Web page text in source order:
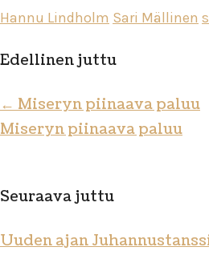
Hannu Lindholm Sari Mällinen
Edellinen juttu
← Miseryn piinaava paluu
Miseryn piinaava paluu
Seuraava juttu
Uuden ajan